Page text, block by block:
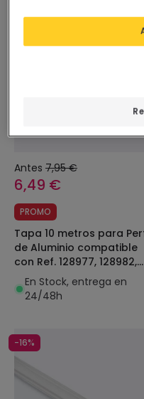
Antes 7,95 €
6,49 €
PROMO
Tapa 10 metros para
de Aluminio compatible
con Ref. 128977, 128982,
151775
En Stock, entrega en
24/48h
-16%